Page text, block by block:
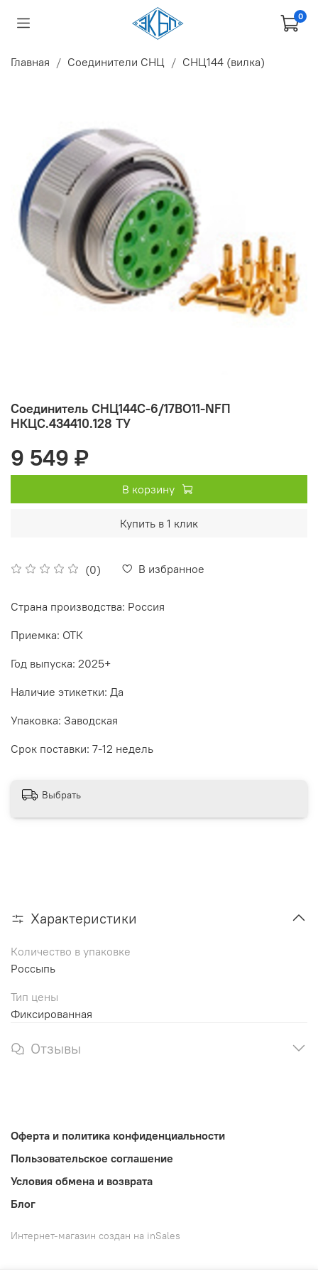
0
Главная Соединители СНЦ СНЦ144 (вилка)
Соединитель СНЦ144С-6/17ВО11-NFП
НКЦС.434410.128 ТУ
(0) В избранное
9 549 ₽
В корзину
Купить в 1 клик
Страна производства: Россия
Приемка: ОТК
Год выпуска: 2025+
Наличие этикетки: Да
Упаковка: Заводская
Срок поставки: 7-12 недель
Выбрать
Характеристики
Количество в упаковке
Россыпь
Тип цены
Фиксированная
Отзывы
Оферта и политика конфиденциальности
Пользовательское соглашение
Условия обмена и возврата
Блог
Интернет-магазин создан на inSales